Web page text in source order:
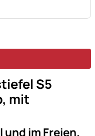
S5
mit
und im Freien.